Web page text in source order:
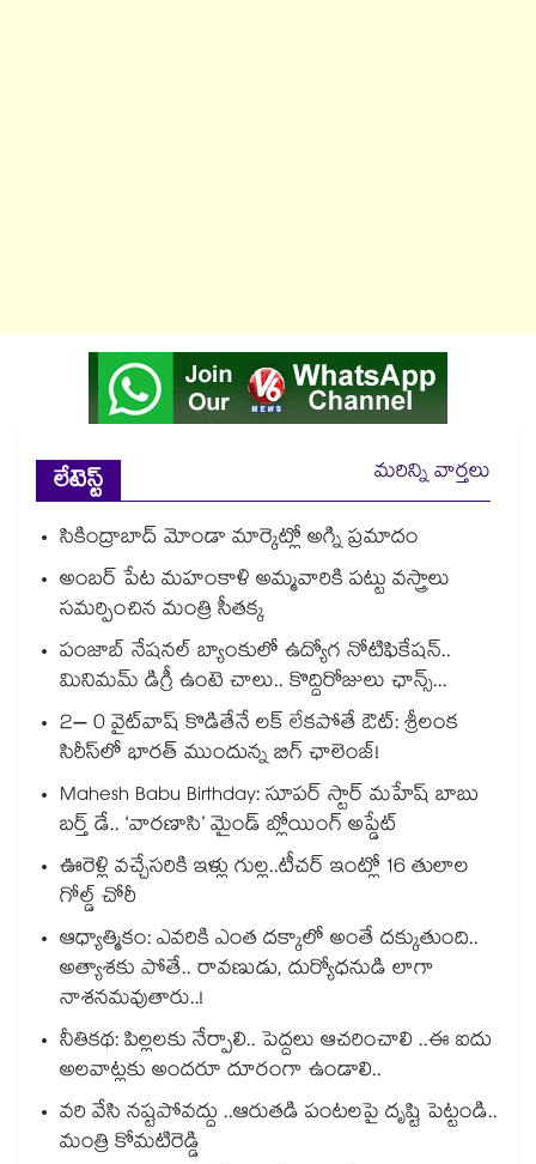
లేటెస్ట్
మరిన్ని వార్తలు
సికింద్రాబాద్ మోండా మార్కెట్లో అగ్ని ప్రమాదం
అంబర్ పేట మహంకాళి అమ్మవారికి పట్టు వస్త్రాలు
సమర్పించిన మంత్రి సీతక్క
పంజాబ్ నేషనల్ బ్యాంకులో ఉద్యోగ నోటిఫికేషన్..
మినిమమ్ డిగ్రీ ఉంటె చాలు.. కొద్దిరోజులు ఛాన్స్...
2– 0 వైట్‌వాష్ కొడితేనే లక్ లేకపోతే ఔట్: శ్రీలంక
సిరీస్‌లో భారత్ ముందున్న బిగ్ ఛాలెంజ్!
Mahesh Babu Birthday: సూపర్ స్టార్ మహేష్ బాబు
బర్త్ డే.. ‘వారణాసి’ మైండ్ బ్లోయింగ్ అప్డేట్
ఊరెళ్లి వచ్చేసరికి ఇళ్లు గుల్ల..టీచర్ ఇంట్లో 16 తులాల
గోల్డ్ చోరీ
ఆధ్యాత్మికం: ఎవరికి ఎంత దక్కాలో అంతే దక్కుతుంది..
అత్యాశకు పోతే.. రావణుడు, దుర్యోధనుడి లాగా
నాశనమవుతారు..!
నీతికథ: పిల్లలకు నేర్పాలి.. పెద్దలు ఆచరించాలి ..ఈ ఐదు
అలవాట్లకు అందరూ దూరంగా ఉండాలి..
వరి వేసి నష్టపోవద్దు ..ఆరుతడి పంటలపై దృష్టి పెట్టండి..
మంత్రి కోమటిరెడ్డి